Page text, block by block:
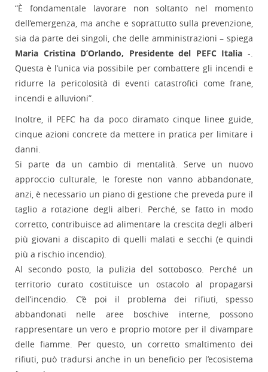
“È fondamentale lavorare non soltanto nel momento
dell’emergenza, ma anche e soprattutto sulla prevenzione,
sia da parte dei singoli, che delle amministrazioni – spiega
Maria Cristina D’Orlando, Presidente del PEFC Italia -.
Questa è l’unica via possibile per combattere gli incendi e
ridurre la pericolosità di eventi catastrofici come frane,
incendi e alluvioni”.
Inoltre, il PEFC ha da poco diramato cinque linee guide,
cinque azioni concrete da mettere in pratica per limitare i
danni.
Si parte da un cambio di mentalità. Serve un nuovo
approccio culturale, le foreste non vanno abbandonate,
anzi, è necessario un piano di gestione che preveda pure il
taglio a rotazione degli alberi. Perché, se fatto in modo
corretto, contribuisce ad alimentare la crescita degli alberi
più giovani a discapito di quelli malati e secchi (e quindi
più a rischio incendio).
Al secondo posto, la pulizia del sottobosco. Perché un
territorio curato costituisce un ostacolo al propagarsi
dell’incendio. C’è poi il problema dei rifiuti, spesso
abbandonati nelle aree boschive interne, possono
rappresentare un vero e proprio motore per il divampare
delle fiamme. Per questo, un corretto smaltimento dei
rifiuti, può tradursi anche in un beneficio per l’ecosistema